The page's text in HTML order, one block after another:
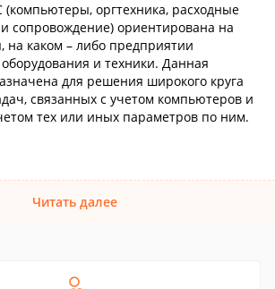
оргтехника, расходные
сопровождение) ориентирована на
на каком – либо предприятии
и техники. Данная
для решения широкого круга
связанных с учетом компьютеров и
тех или иных параметров по ним.
Читать далее